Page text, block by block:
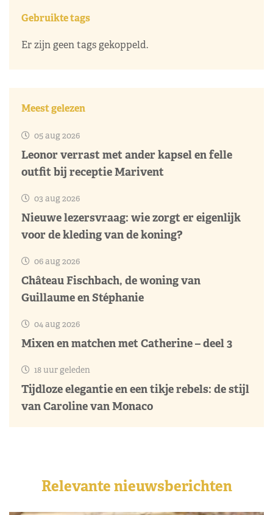
Gebruikte tags
Er zijn geen tags gekoppeld.
Meest gelezen
05 aug 2026
Leonor verrast met ander kapsel en felle
outfit bij receptie Marivent
03 aug 2026
Nieuwe lezersvraag: wie zorgt er eigenlijk
voor de kleding van de koning?
06 aug 2026
Château Fischbach, de woning van
Guillaume en Stéphanie
04 aug 2026
Mixen en matchen met Catherine – deel 3
18 uur geleden
Tijdloze elegantie en een tikje rebels: de stijl
van Caroline van Monaco
Relevante nieuwsberichten